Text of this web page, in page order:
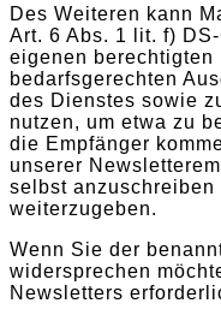
Des Weiteren kann
Art. 6 Abs. 1 lit. f)
eigenen berechtigten
bedarfsgerechten
des Dienstes sowie
nutzen, um etwa zu
die Empfänger
unserer
selbst
weiterzugeben.
Wenn Sie der
widersprechen
Newsletters